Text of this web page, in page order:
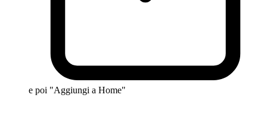
e poi "Aggiungi a Home"